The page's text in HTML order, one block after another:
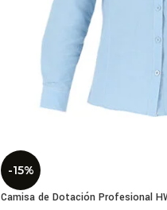
-15%
Camisa de Dotación Profesional